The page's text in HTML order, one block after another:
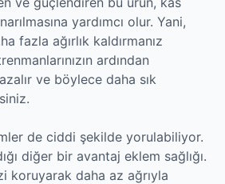
yardımcı olur. Yani,
fazla ağırlık kaldırmanız
ardından
ve böylece daha sık
de ciddi şekilde yorulabiliyor.
diğer bir avantaj eklem sağlığı.
koruyarak daha az ağrıyla